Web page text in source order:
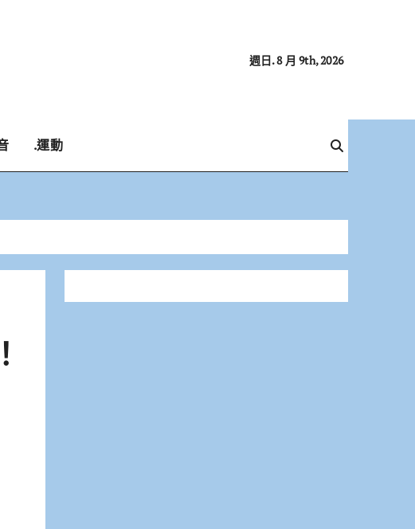
週日. 8 月 9th, 2026
.運動